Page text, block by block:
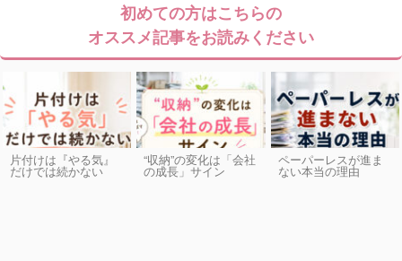
初めての方はこちらの
オススメ記事をお読みください
片付けは『やる気』
だけでは続かない
“収納”の変化は「会社
の成長」サイン
ペーパーレスが進ま
ない本当の理由